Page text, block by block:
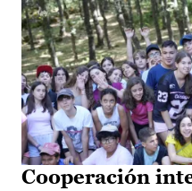
Cooperación